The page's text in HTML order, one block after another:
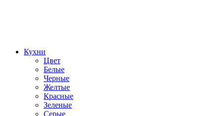
Кухни
Цвет
Белые
Черные
Желтые
Красные
Зеленые
Серые